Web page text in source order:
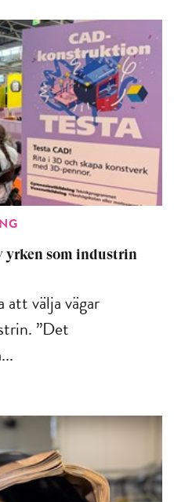
yrken som industrin
att välja vägar
”Det